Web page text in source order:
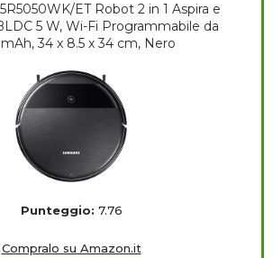
ET Robot 2 in 1 Aspira e
5 W, Wi-Fi Programmabile da
34 x 8.5 x 34 cm, Nero
Punteggio: 7.76
Compralo su Amazon.it